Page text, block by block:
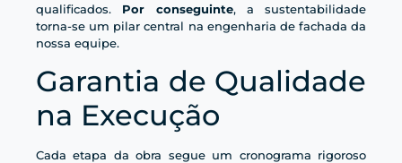
qualificados. Por conseguinte, a sustentabilidade
torna-se um pilar central na engenharia de fachada da
nossa equipe.
Garantia de Qualidade
na Execução
Cada etapa da obra segue um cronograma rigoroso